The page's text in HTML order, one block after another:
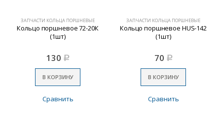
ЗАПЧАСТИ КОЛЬЦА ПОРШНЕВЫЕ
Кольцо поршневое 72-20К
(1шт)
130 Р
В КОРЗИНУ
Сравнить
ЗАПЧАСТИ КОЛЬЦА ПОРШНЕВЫЕ
Кольцо поршневое HUS-142
(1шт)
70 Р
В КОРЗИНУ
Сравнить